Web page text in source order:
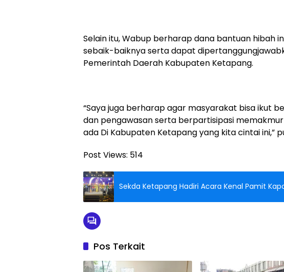
Selain itu, Wabup berharap dana bantuan hibah
sebaik-baiknya serta dapat
Pemerintah Daerah Kabupaten Ketapang.
“Saya juga berharap agar masyarakat bisa ikut
dan pengawasan serta berpartisipasi
ada Di Kabupaten Ketapang yang kita cintai ini,”
Post Views: 514
Sekda Ketapang Hadiri Acara Kenal Pamit
Pos Terkait